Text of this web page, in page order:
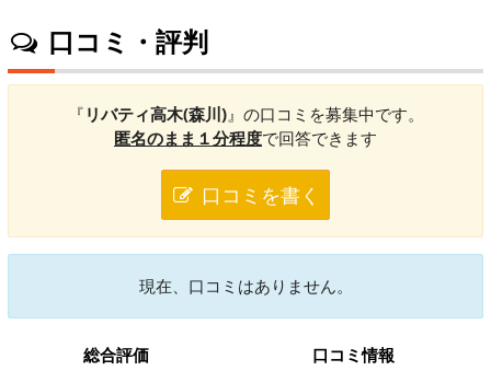
口コミ・評判
『 リバティ高木(森川)』の口コミを募集中です。
匿名のまま１分程度で回答できます
口コミを書く
現在、口コミはありません。
総合評価 口コミ情報